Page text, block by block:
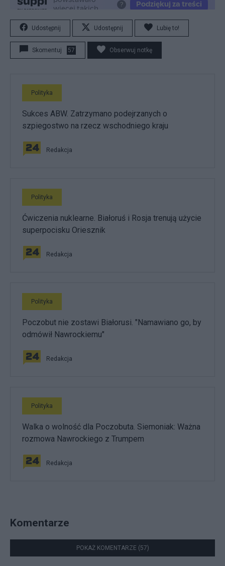
Udostępnij Udostępnij Lubię to!
Skomentuj 57 Obserwuj notkę
Polityka
Sukces ABW. Zatrzymano podejrzanych o
szpiegostwo na rzecz wschodniego kraju
Redakcja
Polityka
Ćwiczenia nuklearne. Białoruś i Rosja trenują użycie
superpocisku Oriesznik
Redakcja
Polityka
Poczobut nie zostawi Białorusi. "Namawiano go, by
odmówił Nawrockiemu"
Redakcja
Polityka
Walka o wolność dla Poczobuta. Siemoniak: Ważna
rozmowa Nawrockiego z Trumpem
Redakcja
Komentarze
POKAŻ KOMENTARZE (57)